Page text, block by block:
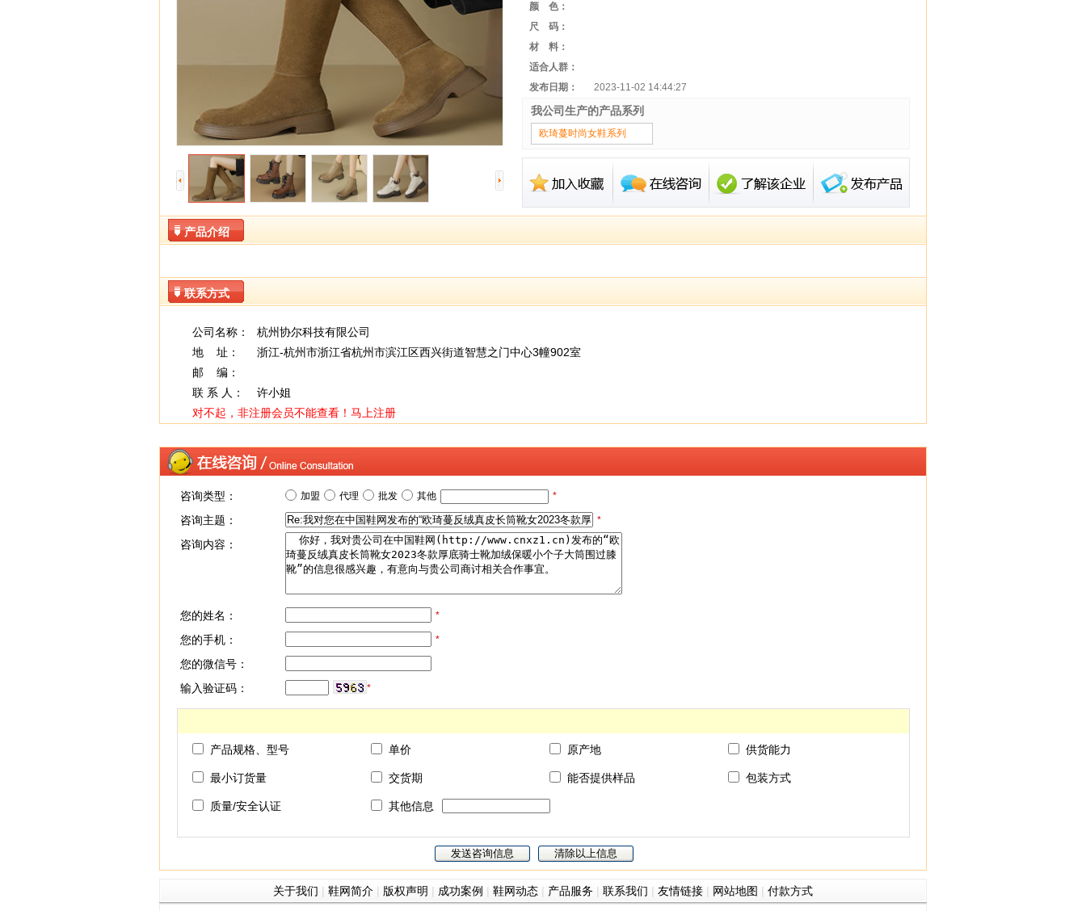
颜 色：
尺 码：
材 料：
适合人群：
发布日期：
2023-11-02 14:44:27
我公司生产的产品系列
欧琦蔓时尚女鞋系列
产品介绍
联系方式
公司名称：
杭州协尔科技有限公司
地 址：
浙江-杭州市浙江省杭州市滨江区西兴街道智慧之门中心3幢902室
邮 编：
联 系 人：
许小姐
对不起，非注册会员不能查看！ 马上注册
咨询类型： 加盟 代理 批发 其他 *
咨询主题： *
咨询内容：
您的姓名： *
您的手机： *
您的微信号：
输入验证码：
*
产品规格、型号 单价 原产地 供货能力
最小订货量 交货期 能否提供样品 包装方式
质量/安全认证 其他信息
关于我们 | 鞋网简介 | 版权声明 | 成功案例 | 鞋网动态 | 产品服务 | 联系我们 | 友情链接 | 网站地图 | 付款方式